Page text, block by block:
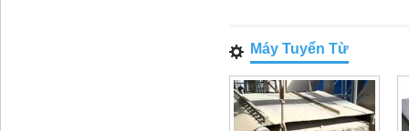
Máy Tuyển Từ